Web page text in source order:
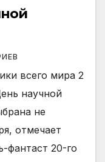
всего мира 2
научной
не
отмечает
фантаст 20-го